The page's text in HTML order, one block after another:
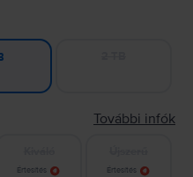
További infók
Értesítés Értesítés